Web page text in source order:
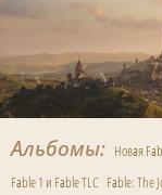
Альбомы Новая
Fable 1 и Fable TLC Fable: The